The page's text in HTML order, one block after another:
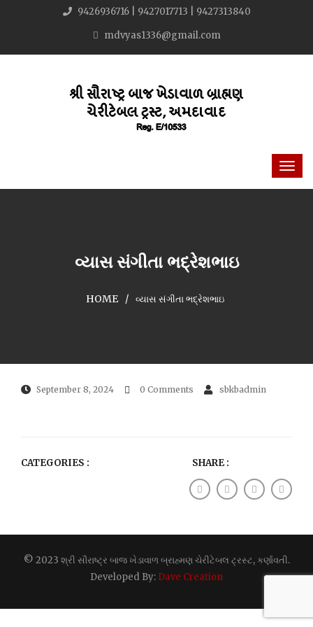
9426936716 | 9427017713 | 9427313840
mdvyas1336@gmail.com
વ્યાસ સંગીતા ભદ્રેશભાઇ
HOME વ્યાસ સંગીતા ભદ્રેશભાઇ
September 8, 2024 0 Comments sbkbadmin
CATEGORIES : SHARE :
© 2023 શ્રી સૌરાષ્ટ્ર બાજ ખેડાવાળ બ્રાહ્મણ ચેરીટેબલ ટ્રસ્ટ, કર્ણાવતી.
Developed By: Dave Creation